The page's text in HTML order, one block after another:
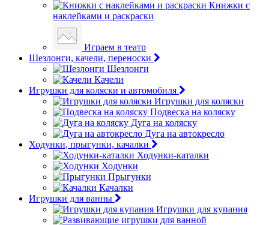
Книжки с
наклейками и раскраски
Играем в театр
Шезлонги, качели, переноски
Шезлонги
Качели
Игрушки для коляски и автомобиля
Игрушки для коляски
Подвеска на коляску
Дуга на коляску
Дуга на автокресло
Ходунки, прыгунки, качалки
Ходунки-каталки
Ходунки
Прыгунки
Качалки
Игрушки для ванны
Игрушки для купания